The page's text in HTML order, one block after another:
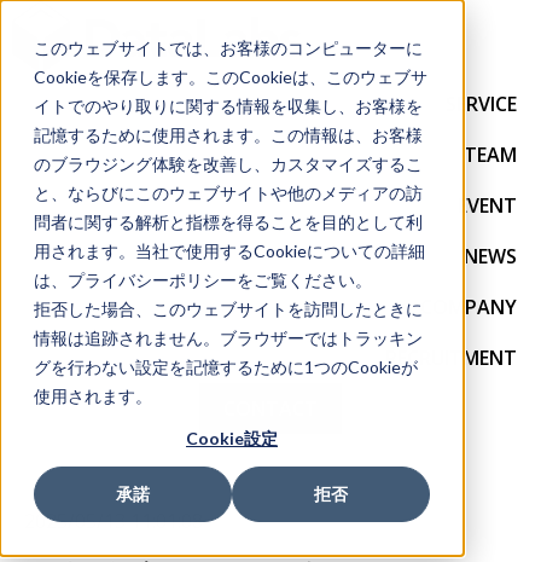
このウェブサイトでは、お客様のコンピューターに
Cookieを保存します。このCookieは、このウェブサ
イトでのやり取りに関する情報を収集し、お客様を
記憶するために使用されます。この情報は、お客様
のブラウジング体験を改善し、カスタマイズするこ
と、ならびにこのウェブサイトや他のメディアの訪
問者に関する解析と指標を得ることを目的として利
用されます。当社で使用するCookieについての詳細
は、プライバシーポリシーをご覧ください。
拒否した場合、このウェブサイトを訪問したときに
情報は追跡されません。ブラウザーではトラッキン
グを行わない設定を記憶するために1つのCookieが
使用されます。
Cookie設定
承諾 拒否
SERVICE
TEAM
EVENT
NEWS
COMPANY
RECRUITMENT
2025/05/13 11:01:08